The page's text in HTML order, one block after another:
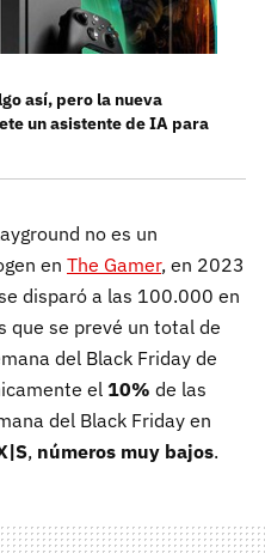
así, pero la nueva
un asistente de IA para
no es un
en The Gamer, en 2023
disparó a las 100.000 en
que se prevé un total de
del Black Friday de
el 10% de las
del Black Friday en
, números muy bajos.